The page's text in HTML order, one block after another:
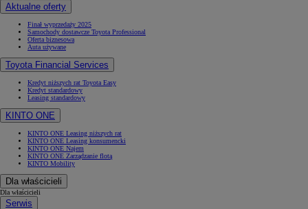
Aktualne oferty
Finał wyprzedaży 2025
Samochody dostawcze Toyota Professional
Oferta biznesowa
Auta używane
Toyota Financial Services
Kredyt niższych rat Toyota Easy
Kredyt standardowy
Leasing standardowy
KINTO ONE
KINTO ONE Leasing niższych rat
KINTO ONE Leasing konsumencki
KINTO ONE Najem
KINTO ONE Zarządzanie flotą
KINTO Mobility
Dla właścicieli
Dla właścicieli
Serwis